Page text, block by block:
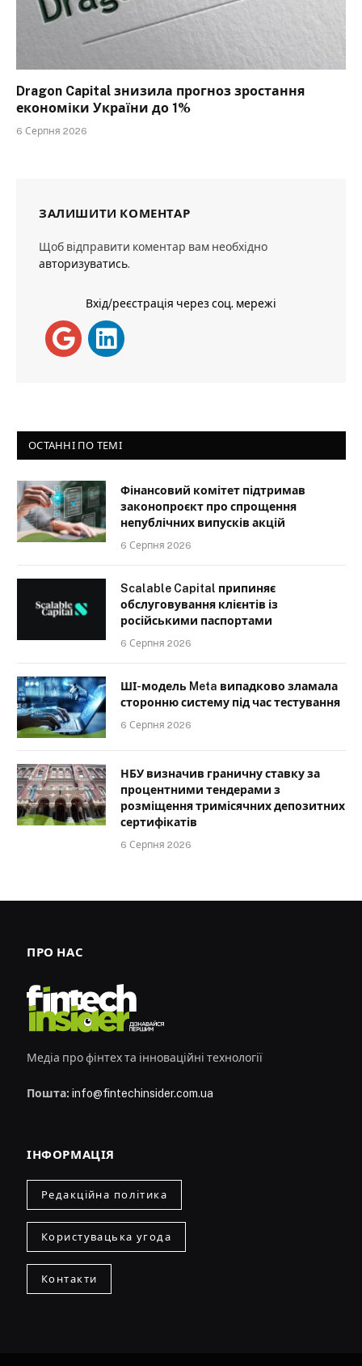
Dragon Capital знизила прогноз зростання
економіки України до 1%
6 Серпня 2026
ЗАЛИШИТИ КОМЕНТАР
Щоб відправити коментар вам необхідно
авторизуватись.
Вхід/реєстрація через соц. мережі
ОСТАННІ ПО ТЕМІ
Фінансовий комітет підтримав
законопроєкт про спрощення
непублічних випусків акцій
6 Серпня 2026
Scalable Capital припиняє
обслуговування клієнтів із
російськими паспортами
6 Серпня 2026
ШІ-модель Meta випадково зламала
сторонню систему під час тестування
6 Серпня 2026
НБУ визначив граничну ставку за
процентними тендерами з
розміщення тримісячних депозитних
сертифікатів
6 Серпня 2026
ПРО НАС
Медіа про фінтех та інноваційні технології
Пошта: info@fintechinsider.com.ua
ІНФОРМАЦІЯ
Редакційна політика
Користувацька угода
Контакти